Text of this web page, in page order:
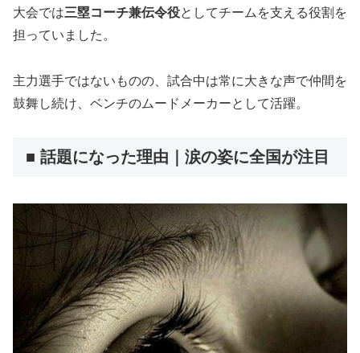
大会では三塁コーチ兼伝令役としてチームを支える役割を
担っていました。
主力選手ではないものの、試合中は常に大きな声で仲間を
鼓舞し続け、ベンチのムードメーカーとして活躍。
■ 話題になった理由｜涙の姿に全国が注目